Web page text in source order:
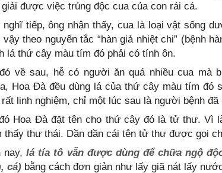
giải được việc trúng độc cua của con rái cá.
nghĩ tiếp, ông nhận thấy, cua là loại vật sống
vậy theo nguyên tắc “hàn giả nhiệt chi” (bệnh
lá thứ cây màu tím đó phải có tính ôn.
về sau, hễ có người ăn quá nhiều cua mà
Hoa Đà đều dùng lá của thứ cây màu tím đó
rất linh nghiệm, chỉ một lúc sau là người bệnh đã
Hoa Đà đặt tên cho thứ cây đó là tử thư. Vì
thấy thư thái. Dần dần cái tên tử thư được gọi
nay, lá tía tô vẫn được dùng để chữa ngộ
cá) bằng cách đơn giản như lấy giã nát lấy